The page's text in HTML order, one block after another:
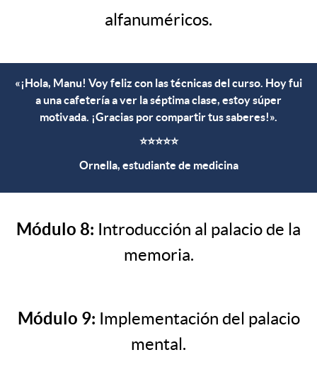
alfanuméricos.
«¡Hola, Manu! Voy feliz con las técnicas del curso. Hoy fui
a una cafetería a ver la séptima clase, estoy súper
motivada. ¡Gracias por compartir tus saberes!».
⭐⭐⭐⭐⭐
Ornella, estudiante de medicina
Módulo 8: Introducción al palacio de la
memoria.
Módulo 9: Implementación del palacio
mental.